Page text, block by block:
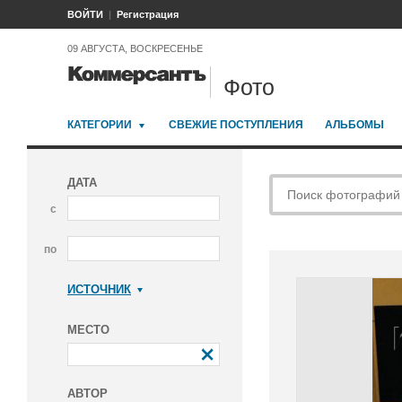
ВОЙТИ Регистрация
09 АВГУСТА, ВОСКРЕСЕНЬЕ
Фото
КАТЕГОРИИ СВЕЖИЕ ПОСТУПЛЕНИЯ АЛЬБОМЫ
ДАТА
с
по
ИСТОЧНИК
МЕСТО
АВТОР